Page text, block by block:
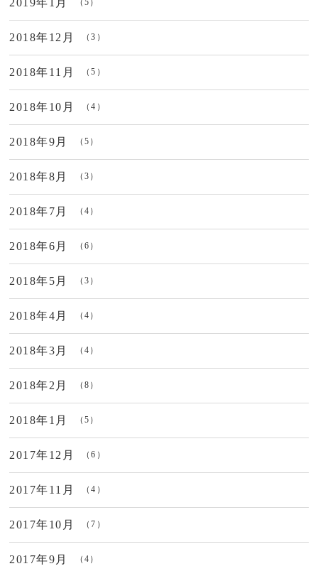
（5）
2018年12月 （3）
2018年11月 （5）
2018年10月 （4）
2018年9月 （5）
2018年8月 （3）
2018年7月 （4）
2018年6月 （6）
2018年5月 （3）
2018年4月 （4）
2018年3月 （4）
2018年2月 （8）
2018年1月 （5）
2017年12月 （6）
2017年11月 （4）
2017年10月 （7）
2017年9月 （4）